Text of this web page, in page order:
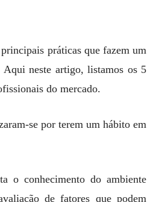
práticas que fazem um
Aqui neste artigo, listamos os 5
do mercado.
se por terem um hábito em
o conhecimento do ambiente
de fatores que podem